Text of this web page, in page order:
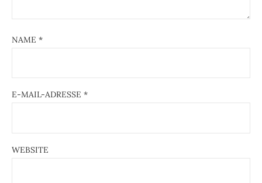
NAME *
E-MAIL-ADRESSE *
WEBSITE